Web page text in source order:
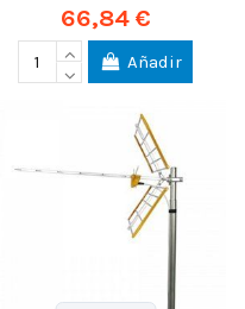
66,84 €
Añadir